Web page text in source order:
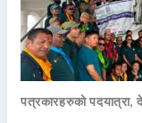
पत्रकारहरुको पदयात्रा,